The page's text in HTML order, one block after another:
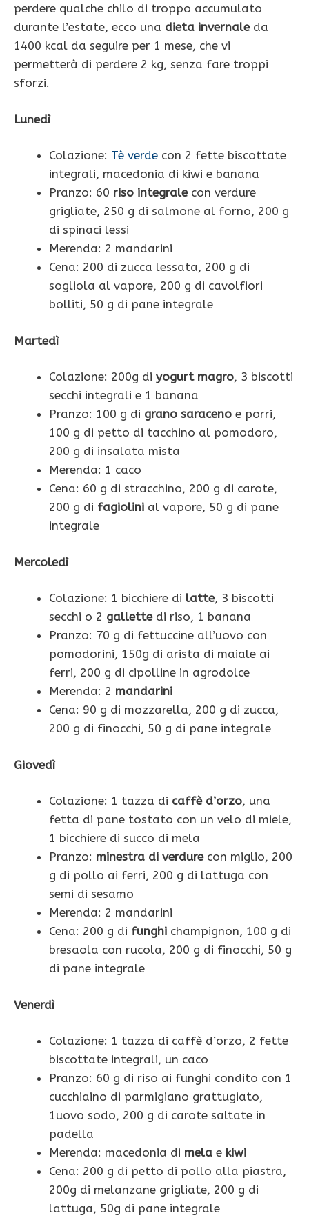
perdere qualche chilo di troppo accumulato
durante l’estate, ecco una dieta invernaleda
1400 kcal da seguire per 1 mese, che vi
permetterà di perdere 2 kg, senza fare troppi
sforzi.
Lunedì
Colazione: Tè verde con 2 fette biscottate
integrali, macedonia di kiwi e banana
Pranzo: 60 riso integralecon verdure
grigliate, 250 g di salmone al forno, 200 g
di spinaci lessi
Merenda: 2 mandarini
Cena: 200 di zucca lessata, 200 g di
sogliola al vapore, 200 g di cavolfiori
bolliti, 50 g di pane integrale
Martedì
Colazione: 200g di yogurt magro, 3 biscotti
secchi integrali e 1 banana
Pranzo: 100 g di grano saraceno e porri,
100 g di petto di tacchino al pomodoro,
200 g di insalata mista
Merenda: 1 caco
Cena: 60 g di stracchino, 200 g di carote,
200 g di fagiolini al vapore, 50 g di pane
integrale
Mercoledì
Colazione: 1 bicchiere di latte, 3 biscotti
secchi o 2 gallettedi riso, 1 banana
Pranzo: 70 g di fettuccine all’uovo con
pomodorini, 150g di arista di maiale ai
ferri, 200 g di cipolline in agrodolce
Merenda: 2 mandarini
Cena: 90 g di mozzarella, 200 g di zucca,
200 g di finocchi, 50 g di pane integrale
Giovedì
Colazione: 1 tazza di caffè d’orzo, una
fetta di pane tostato con un velo di miele,
1 bicchiere di succo di mela
Pranzo: minestra di verdurecon miglio, 200
g di pollo ai ferri, 200 g di lattuga con
semi di sesamo
Merenda: 2 mandarini
Cena: 200 g di funghi champignon, 100 g di
bresaola con rucola, 200 g di finocchi, 50 g
di pane integrale
Venerdì
Colazione: 1 tazza di caffè d’orzo, 2 fette
biscottate integrali, un caco
Pranzo: 60 g di riso ai funghi condito con 1
cucchiaino di parmigiano grattugiato,
1uovo sodo, 200 g di carote saltate in
padella
Merenda: macedonia di mela e kiwi
Cena: 200 g di petto di pollo alla piastra,
200g di melanzane grigliate, 200 g di
lattuga, 50g di pane integrale